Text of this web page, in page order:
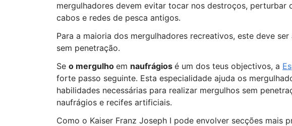
mergulhadores devem evitar tocar nos destroços, perturbar
cabos e redes de pesca antigos.
Para a maioria dos mergulhadores recreativos, este deve
sem penetração.
Se o mergulho em naufrágios é um dos teus objectivos, a
forte passo seguinte. Esta especialidade ajuda os
habilidades necessárias para realizar mergulhos sem
naufrágios e recifes artificiais.
Como o Kaiser Franz Joseph I pode envolver secções mais